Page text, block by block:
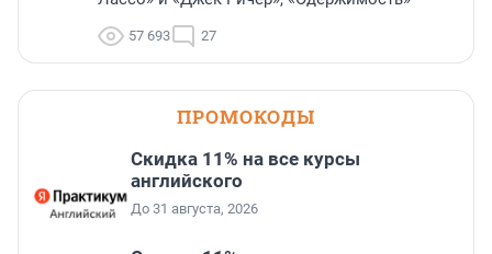
57 693 27
ПРОМОКОДЫ
Скидка 11% на все курсы
английского
До 31 августа, 2026